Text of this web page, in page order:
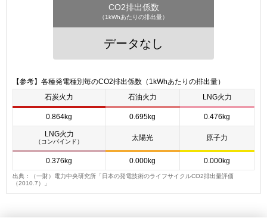
CO2排出係数
（1kWhあたりの排出量）
データなし
【参考】各種発電種別毎のCO2排出係数（1kWhあたりの排出量）
石炭火力
石油火力 LNG火力
0.864kg 0.695kg 0.476kg
LNG火力
（コンバインド） 太陽光 原子力
0.376kg 0.000kg 0.000kg
出典：（一財）電力中央研究所「日本の発電技術のライフサイクルCO2排出量評価
（2010.7）」